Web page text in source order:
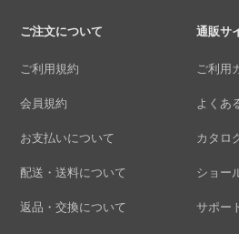
ご注文について
ご利用規約
会員規約
お支払いについて
配送・送料について
返品・交換について
通販サ
ご利用
よくあ
カタロ
ショー
サポー